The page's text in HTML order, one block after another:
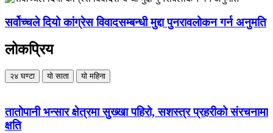
सर्वोच्चले दियो कांग्रेस विवादसम्बन्धी मुद्दा पुनरावलोकन गर्न अनुमति
लोकप्रिय
२४ घण्टा यो साता यो महिना
तातोपानी भन्सार क्षेत्रमा सुख्खा पहिरो, सशस्त्र प्रहरीको संरचनामा
क्षति